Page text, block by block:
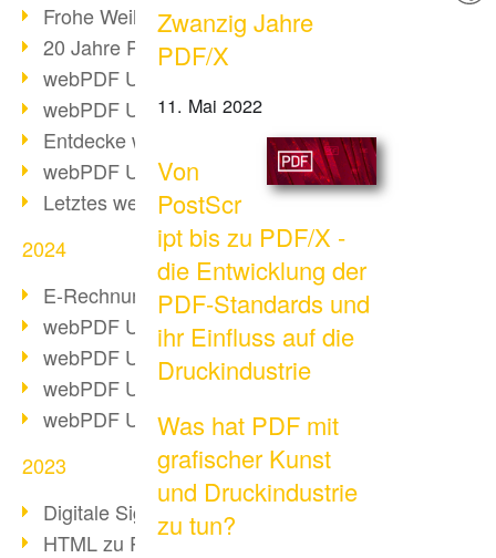
Frohe Weihnachten & Auszeit
20 Jahre PDF/A
webPDF Update 10.0.3
webPDF Update 10.0.2
Entdecke webPDF 10
webPDF Update 9.0.0.3655
Letztes webPDF 8 Update
2024
E-Rechnungsstellung ab 2025
webPDF Update 9.0.0.3584
webPDF Update 9.0.0.3479
webPDF Update 9.0.0.3361
webPDF Update 9.0.0.3264
2023
Digitale Signatur in PDF
HTML zu PDF
Zwanzig Jahre
PDF/X
11. Mai 2022
Von
PostScr
ipt bis zu PDF/X -
die Entwicklung der
PDF-Standards und
ihr Einfluss auf die
Druckindustrie
Was hat PDF mit
grafischer Kunst
und Druckindustrie
zu tun?